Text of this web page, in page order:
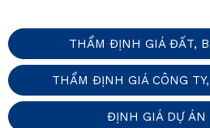
THẨM ĐỊNH GIÁ ĐẤT,
THẨM ĐỊNH GIÁ CÔNG
ĐỊNH GIÁ DỰ